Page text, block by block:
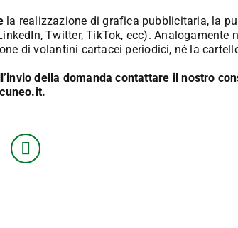
la realizzazione di grafica pubblicitaria, la
Twitter, TikTok, ecc). Analogamente
di volantini cartacei periodici, né la
della domanda contattare il nostro
.